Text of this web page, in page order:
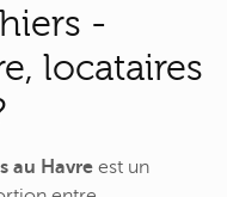
-
locataires
au Havre est un